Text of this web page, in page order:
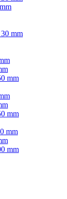
mm
mm
mm
mm
mm